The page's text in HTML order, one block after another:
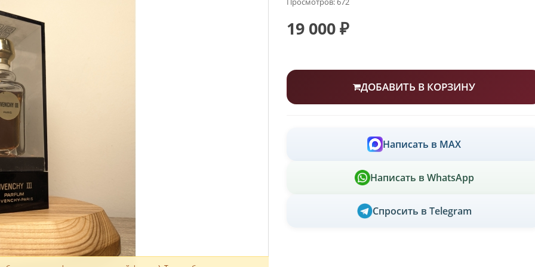
19 000 ₽
ДОБАВИТЬ В КОРЗИНУ
Написать в MAX
Написать в WhatsApp
Спросить в Telegram